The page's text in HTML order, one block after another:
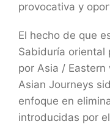
provocativa y
El hecho de que
Sabiduría oriental
por Asia /
Asian Journeys
enfoque en
introducidas por